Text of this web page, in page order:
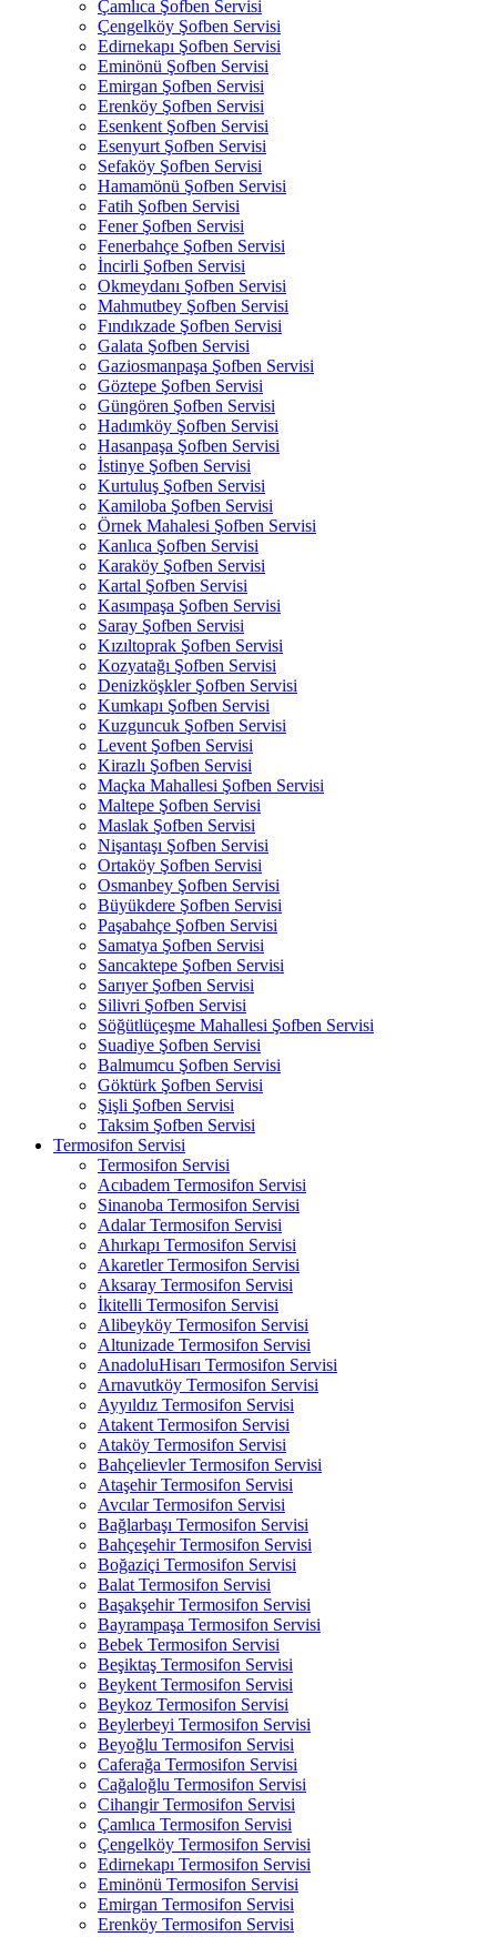
Çamlıca Şofben Servisi
Çengelköy Şofben Servisi
Edirnekapı Şofben Servisi
Eminönü Şofben Servisi
Emirgan Şofben Servisi
Erenköy Şofben Servisi
Esenkent Şofben Servisi
Esenyurt Şofben Servisi
Sefaköy Şofben Servisi
Hamamönü Şofben Servisi
Fatih Şofben Servisi
Fener Şofben Servisi
Fenerbahçe Şofben Servisi
İncirli Şofben Servisi
Okmeydanı Şofben Servisi
Mahmutbey Şofben Servisi
Fındıkzade Şofben Servisi
Galata Şofben Servisi
Gaziosmanpaşa Şofben Servisi
Göztepe Şofben Servisi
Güngören Şofben Servisi
Hadımköy Şofben Servisi
Hasanpaşa Şofben Servisi
İstinye Şofben Servisi
Kurtuluş Şofben Servisi
Kamiloba Şofben Servisi
Örnek Mahalesi Şofben Servisi
Kanlıca Şofben Servisi
Karaköy Şofben Servisi
Kartal Şofben Servisi
Kasımpaşa Şofben Servisi
Saray Şofben Servisi
Kızıltoprak Şofben Servisi
Kozyatağı Şofben Servisi
Denizköşkler Şofben Servisi
Kumkapı Şofben Servisi
Kuzguncuk Şofben Servisi
Levent Şofben Servisi
Kirazlı Şofben Servisi
Maçka Mahallesi Şofben Servisi
Maltepe Şofben Servisi
Maslak Şofben Servisi
Nişantaşı Şofben Servisi
Ortaköy Şofben Servisi
Osmanbey Şofben Servisi
Büyükdere Şofben Servisi
Paşabahçe Şofben Servisi
Samatya Şofben Servisi
Sancaktepe Şofben Servisi
Sarıyer Şofben Servisi
Silivri Şofben Servisi
Söğütlüçeşme Mahallesi Şofben Servisi
Suadiye Şofben Servisi
Balmumcu Şofben Servisi
Göktürk Şofben Servisi
Şişli Şofben Servisi
Taksim Şofben Servisi
Termosifon Servisi
Termosifon Servisi
Acıbadem Termosifon Servisi
Sinanoba Termosifon Servisi
Adalar Termosifon Servisi
Ahırkapı Termosifon Servisi
Akaretler Termosifon Servisi
Aksaray Termosifon Servisi
İkitelli Termosifon Servisi
Alibeyköy Termosifon Servisi
Altunizade Termosifon Servisi
AnadoluHisarı Termosifon Servisi
Arnavutköy Termosifon Servisi
Ayyıldız Termosifon Servisi
Atakent Termosifon Servisi
Ataköy Termosifon Servisi
Bahçelievler Termosifon Servisi
Ataşehir Termosifon Servisi
Avcılar Termosifon Servisi
Bağlarbaşı Termosifon Servisi
Bahçeşehir Termosifon Servisi
Boğaziçi Termosifon Servisi
Balat Termosifon Servisi
Başakşehir Termosifon Servisi
Bayrampaşa Termosifon Servisi
Bebek Termosifon Servisi
Beşiktaş Termosifon Servisi
Beykent Termosifon Servisi
Beykoz Termosifon Servisi
Beylerbeyi Termosifon Servisi
Beyoğlu Termosifon Servisi
Caferağa Termosifon Servisi
Cağaloğlu Termosifon Servisi
Cihangir Termosifon Servisi
Çamlıca Termosifon Servisi
Çengelköy Termosifon Servisi
Edirnekapı Termosifon Servisi
Eminönü Termosifon Servisi
Emirgan Termosifon Servisi
Erenköy Termosifon Servisi